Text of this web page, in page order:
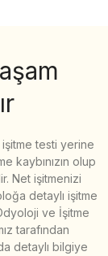
testi yerine
kaybınızın olup
Net işitmenizi
detaylı işitme
ve İşitme
tarafından
detaylı bilgiye